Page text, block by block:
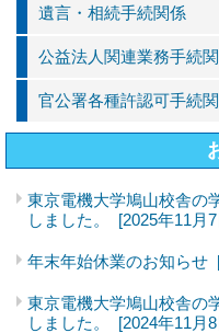
遺言・相続手続関係
公益法人関連業務手続
官公署各種許認可手続
東京電機大学鳩山校舎の
しました。 [2025年11月
年末年始休業のお知らせ
東京電機大学鳩山校舎の
しました。 [2024年11月